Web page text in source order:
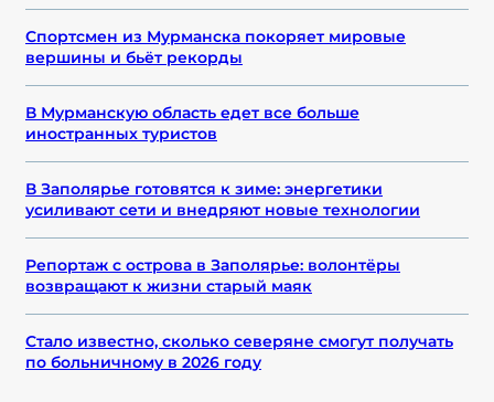
Спортсмен из Мурманска покоряет мировые
вершины и бьёт рекорды
В Мурманскую область едет все больше
иностранных туристов
В Заполярье готовятся к зиме: энергетики
усиливают сети и внедряют новые технологии
Репортаж с острова в Заполярье: волонтёры
возвращают к жизни старый маяк
Стало известно, сколько северяне смогут получать
по больничному в 2026 году